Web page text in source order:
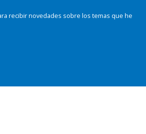
recibir novedades sobre los temas que he